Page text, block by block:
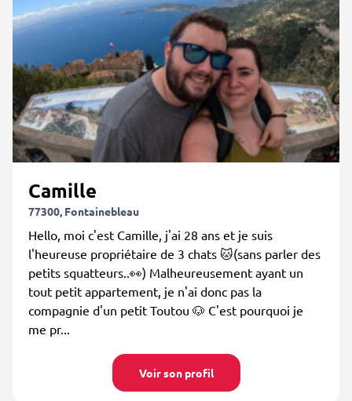
Camille
77300, Fontainebleau
Hello, moi c'est Camille, j'ai 28 ans et je suis
l'heureuse propriétaire de 3 chats 🐱(sans parler des
petits squatteurs..👀) Malheureusement ayant un
tout petit appartement, je n'ai donc pas la
compagnie d'un petit Toutou 🐶 C'est pourquoi je
me pr...
Voir son profil